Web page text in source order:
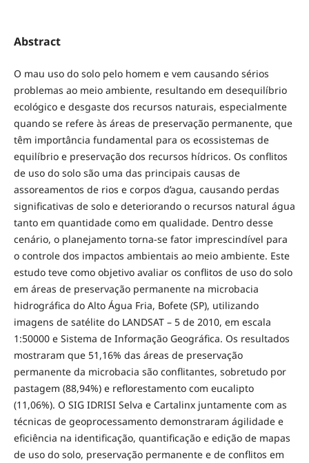
Abstract
O mau uso do solo pelo homem e vem causando sérios
problemas ao meio ambiente, resultando em desequilíbrio
ecológico e desgaste dos recursos naturais, especialmente
quando se refere às áreas de preservação permanente, que
têm importância fundamental para os ecossistemas de
equilíbrio e preservação dos recursos hídricos. Os conflitos
de uso do solo são uma das principais causas de
assoreamentos de rios e corpos d’agua, causando perdas
significativas de solo e deteriorando o recursos natural água
tanto em quantidade como em qualidade. Dentro desse
cenário, o planejamento torna-se fator imprescindível para
o controle dos impactos ambientais ao meio ambiente. Este
estudo teve como objetivo avaliar os conflitos de uso do solo
em áreas de preservação permanente na microbacia
hidrográfica do Alto Água Fria, Bofete (SP), utilizando
imagens de satélite do LANDSAT – 5 de 2010, em escala
1:50000 e Sistema de Informação Geográfica. Os resultados
mostraram que 51,16% das áreas de preservação
permanente da microbacia são conflitantes, sobretudo por
pastagem (88,94%) e reflorestamento com eucalipto
(11,06%). O SIG IDRISI Selva e Cartalinx juntamente com as
técnicas de geoprocessamento demonstraram ágilidade e
eficiência na identificação, quantificação e edição de mapas
de uso do solo, preservação permanente e de conflitos em